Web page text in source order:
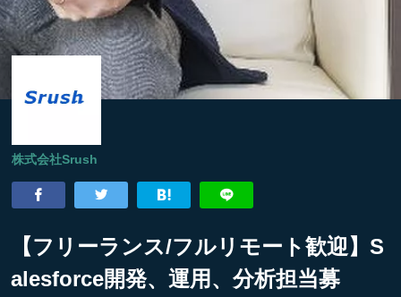
株式会社Srush
【フリーランス/フルリモート歓迎】S
alesforce開発、運用、分析担当募